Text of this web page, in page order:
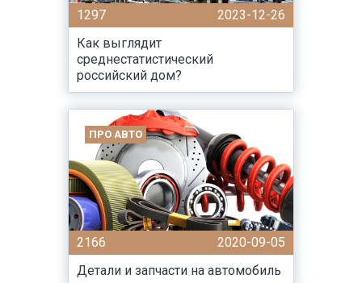
1297
2023-12-26
Как выглядит
среднестатистический
российский дом?
ПРО АВТО
2166
2020-09-05
Детали и запчасти на автомобиль